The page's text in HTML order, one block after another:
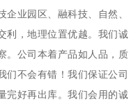
业园区、融科技、自然、
利，地理位置优越。我们诚
。公司本着产品如人品，质
们不会有错！我们保证公司
完好再出库。我们会用的诚